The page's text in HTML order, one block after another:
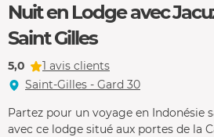
Nuit en Lodge avec
Saint Gilles
5,0
1 avis clients
Saint-Gilles - Gard 30
Partez pour un voyage en Indonésie
avec ce lodge situé aux portes de la